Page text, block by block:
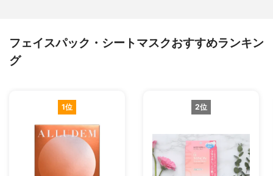
フェイスパック・シートマスクおすすめランキン
グ
1位 2位